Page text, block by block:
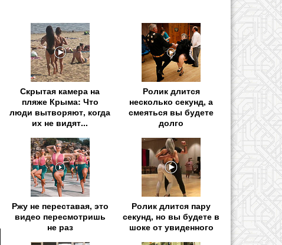
Скрытая камера на
пляже Крыма: Что
люди вытворяют, когда
их не видят...
Ролик длится
несколько секунд, а
смеяться вы будете
долго
Ржу не переставая, это
видео пересмотришь
не раз
Ролик длится пару
секунд, но вы будете в
шоке от увиденного